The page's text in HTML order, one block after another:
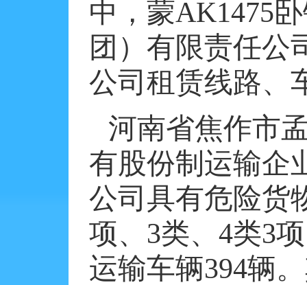
中，蒙AK1475
团）有限责任公
公司租赁线路、
河南省焦作市
有股份制运输企
公司具有危险货
项、 3类、 4类3
运输车辆394辆